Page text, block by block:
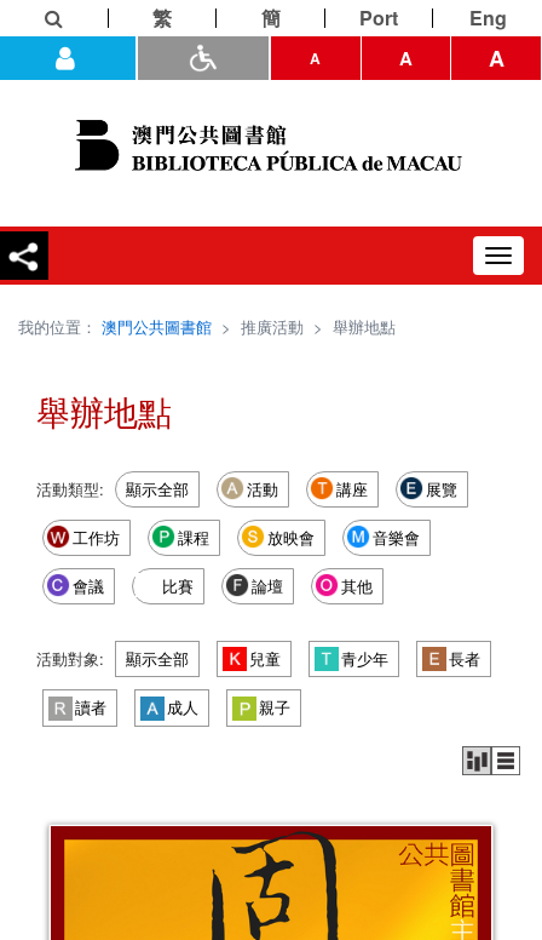
繁 簡 Port Eng
A A A
我的位置： 澳門公共圖書館 > 推廣活動 > 舉辦地點
舉辦地點
活動類型: 顯示全部 活動 講座 展覽
工作坊 課程 放映會 音樂會
會議 比賽 論壇 其他
活動對象: 顯示全部 兒童 青少年 長者
讀者 成人 親子